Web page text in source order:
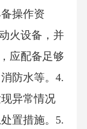
操作资
火设备，并
应配备足够
防水等。4.
异常情况
置措施。5.